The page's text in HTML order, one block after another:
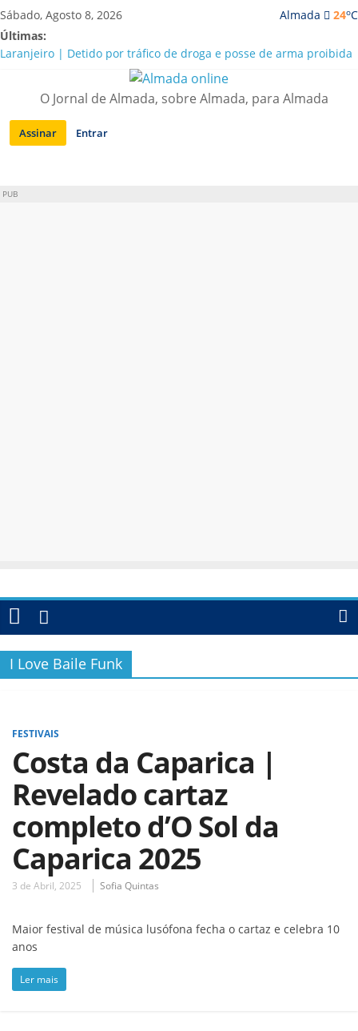
Saltar
para
conteúdo
Almada 24oC
Sábado, Agosto 8, 2026
Últimas:
Laranjeiro | Detido por tráfico de droga e posse de arma proibida
A “crise” da água em Almada: ilações e ensinamentos necessários
Costa da Caparica | Polícia Marítima e ASAE detectam
irregularidades em habitações e restaurantes
APA diz que falta de água em Almada “foi um problema de má
O Jornal de Almada, sobre Almada, para Almada
Assinar Entrar
PUB
I Love Baile Funk
FESTIVAIS
Costa da Caparica |
Revelado cartaz
completo d’O Sol da
Caparica 2025
3 de Abril, 2025 Sofia Quintas
Maior festival de música lusófona fecha o cartaz e celebra 10
anos
Ler mais